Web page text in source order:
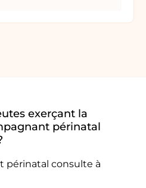
exerçant la
périnatal
périnatal consulte à